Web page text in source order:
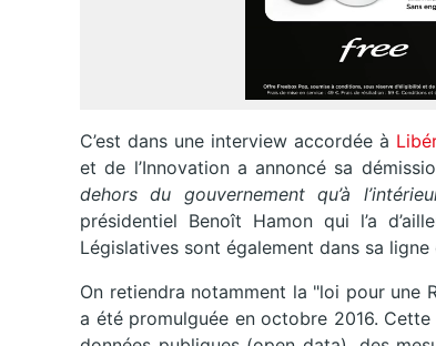
C’est dans une interview accordée à
et de l’Innovation a annoncé sa
dehors du gouvernement qu’à
présidentiel Benoît Hamon qui l’a
Législatives sont également dans sa ligne
On retiendra notamment la "loi pour une
a été promulguée en octobre 2016.